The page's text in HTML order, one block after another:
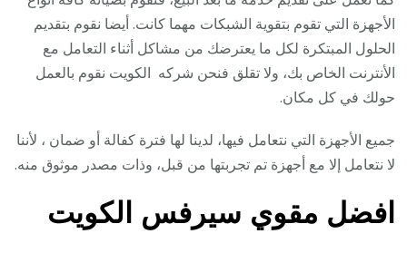
الأجهزة التي تقوم بتقوية الشبكات مهما كانت. أيضا نقوم بتقديم
الحلول المبتكرة لكل ما يعترضك من مشاكل أثناء التعامل مع
الأنترنت الخاص بك، ولا تقلق فنحن شركه الكويت نقوم بالعمل
حولك في كل مكان.
جميع الأجهزة التي نتعامل فيها، لدينا لها فترة كفالة أو ضمان ، لأننا
لا نتعامل إلا مع أجهزة تم تجربتها من قبل، وذات مصدر موثوق منه.
افضل مقوي سيرفس الكويت